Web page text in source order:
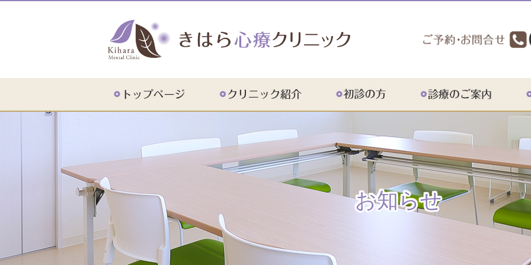
初診の方診療のご案内 ドクター紹介 アクセス
お知らせ